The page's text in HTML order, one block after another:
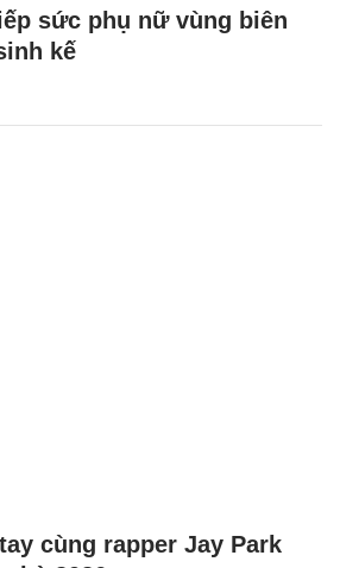
sức phụ nữ vùng biên
kế
cùng rapper Jay Park